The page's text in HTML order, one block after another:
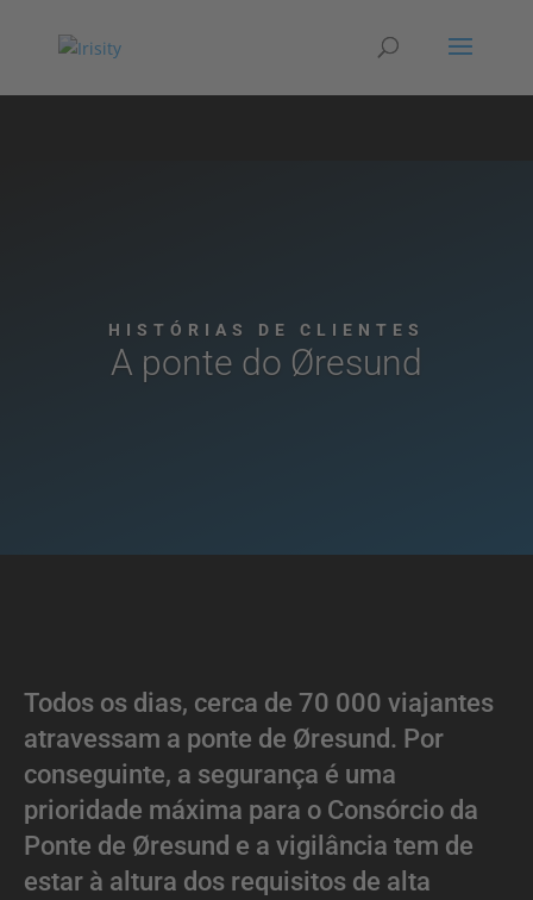
HISTÓRIAS DE CLIENTES
A ponte do Øresund
Todos os dias, cerca de 70 000 viajantes
atravessam a ponte de Øresund. Por
conseguinte, a segurança é uma
prioridade máxima para o Consórcio da
Ponte de Øresund e a vigilância tem de
estar à altura dos requisitos de alta